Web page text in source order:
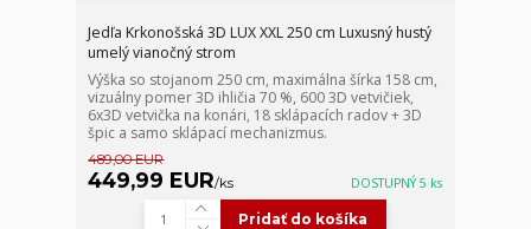
Jedľa Krkonošská 3D LUX XXL 250 cm Luxusný hustý
umelý vianočný strom
Výška so stojanom 250 cm, maximálna šírka 158 cm,
vizuálny pomer 3D ihličia 70 %, 600 3D vetvičiek,
6x3D vetvička na konári, 18 sklápacích radov + 3D
špic a samo sklápací mechanizmus.
489,00 EUR
449,99 EUR/ks DOSTUPNÝ 5 ks
Pridať do košíka